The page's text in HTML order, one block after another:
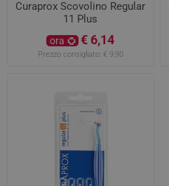
Curaprox Scovolino Regular
11 Plus
ora € 6,14
Prezzo consigliato: € 9,90